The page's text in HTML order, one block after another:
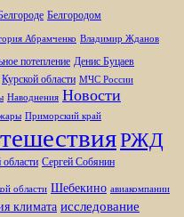
Белгородом
Абрамченко Владимир Жданов
потепление Денис Буцаев
Курской области МЧС России
Наводнения Новости
Приморский край
РЖД
Сергей Собянин
области Шебекино авиакомпании
климата исследование